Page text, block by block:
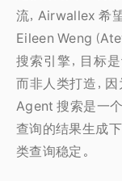
流，Airwallex 希
Eileen Weng（
搜索引擎，目标
而非人类打造，
Agent 搜索是一
查询的结果生成
类查询稳定。